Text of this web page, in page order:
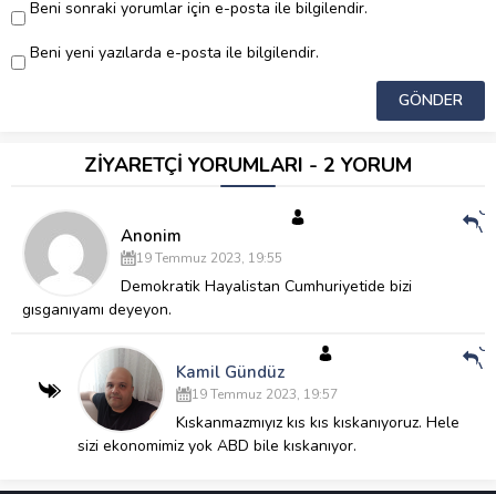
Beni sonraki yorumlar için e-posta ile bilgilendir.
Beni yeni yazılarda e-posta ile bilgilendir.
ZİYARETÇİ YORUMLARI - 2 YORUM
Anonim
19 Temmuz 2023, 19:55
Demokratik Hayalistan Cumhuriyetide bizi
gısganıyamı deyeyon.
Kamil Gündüz
19 Temmuz 2023, 19:57
Kıskanmazmıyız kıs kıs kıskanıyoruz. Hele
sizi ekonomimiz yok ABD bile kıskanıyor.